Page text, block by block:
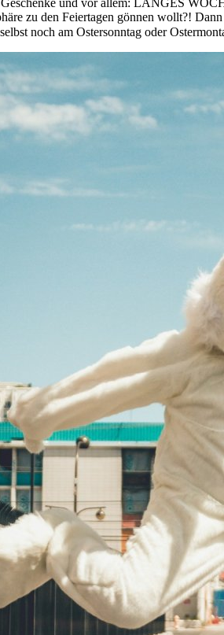
zu den Feiertagen gönnen wollt?!
noch am Ostersonntag oder